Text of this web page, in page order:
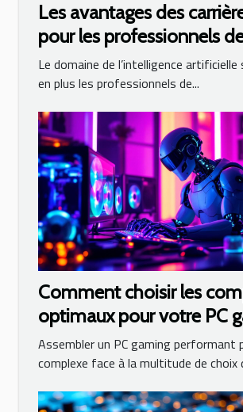
Les avantages des
pour les professionnels
l'informatique
Le domaine de l’intelligence
en plus les professionnels de...
Comment choisir les
optimaux pour votre PC
Assembler un PC gaming performant
complexe face à la multitude de choix